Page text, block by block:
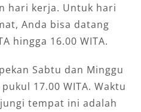
hari kerja. Untuk hari
Anda bisa datang
hingga 16.00 WITA.
Sabtu dan Minggu
17.00 WITA. Waktu
tempat ini adalah